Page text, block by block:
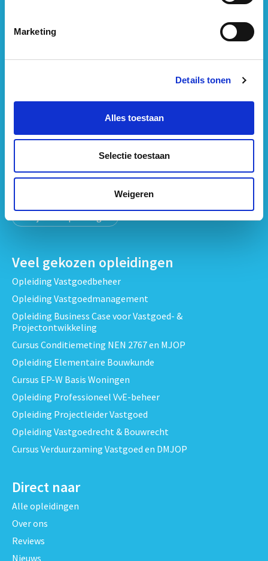
Marketing
Details tonen
Alles toestaan
Selectie toestaan
Weigeren
Opleidingen per onderwerp
Strategisch Vastgoedmanagement & Beleid opleidingen
Vastgoedbeheer & Exploitatie opleidingen
Vastgoedrecht & Contracten opleidingen
Projectontwikkeling & Vastgoedprojecten opleidingen
Techniek, Onderhoud & Inspectie Opleidingen
Verduurzaming en Energieprestatie opleidingen
Bekijk alle opleidingen
Veel gekozen opleidingen
Opleiding Vastgoedbeheer
Opleiding Vastgoedmanagement
Opleiding Business Case voor Vastgoed- &
Projectontwikkeling
Cursus Conditiemeting NEN 2767 en MJOP
Opleiding Elementaire Bouwkunde
Cursus EP-W Basis Woningen
Opleiding Professioneel VvE-beheer
Opleiding Projectleider Vastgoed
Opleiding Vastgoedrecht & Bouwrecht
Cursus Verduurzaming Vastgoed en DMJOP
Direct naar
Alle opleidingen
Over ons
Reviews
Nieuws